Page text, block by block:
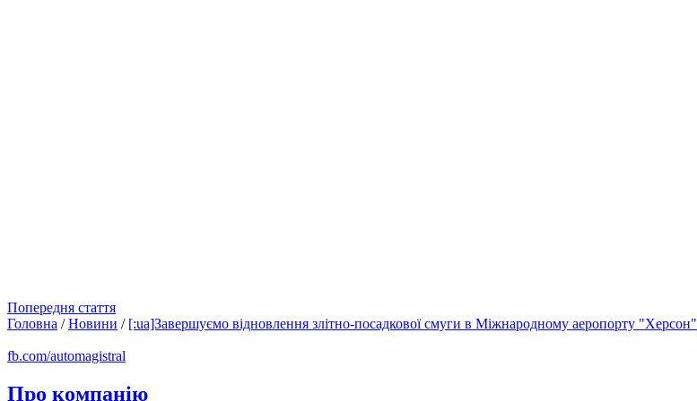
Попередня стаття
Головна / Новини / [:ua]Завершуємо відновлення злітно-посадкової смуги в Міжнародному аеропорту
fb.com/automagistral
Про компанію